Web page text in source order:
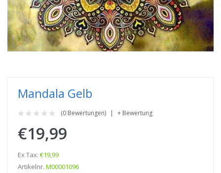
Mandala Gelb
(0 Bewertungen) + Bewertung
€19,99
Ex Tax: €19,99
Artikelnr. M00001096